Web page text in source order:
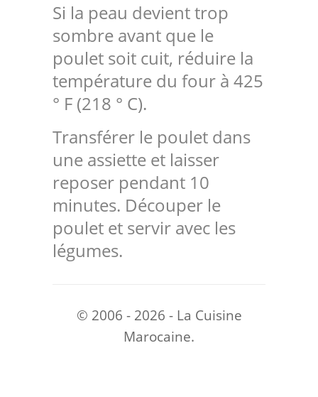
Si la peau devient trop
sombre avant que le
poulet soit cuit, réduire la
température du four à 425
° F (218 ° C).
Transférer le poulet dans
une assiette et laisser
reposer pendant 10
minutes. Découper le
poulet et servir avec les
légumes.
© 2006 - 2026 - La Cuisine
Marocaine.